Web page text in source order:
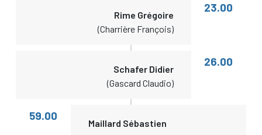
Rime Grégoire
(Charrière François)
23.00
Schafer Didier
(Gascard Claudio)
26.00
59.00
Maillard Sébastien